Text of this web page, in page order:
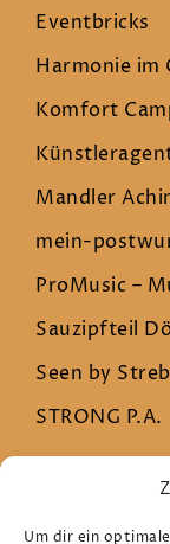
Um dir ein
Eventbricks
Harmonie im
Komfort
Mandler
mein-
ProMusic –
Sauzipfteil
Seen by Streb
STRONG P.A.